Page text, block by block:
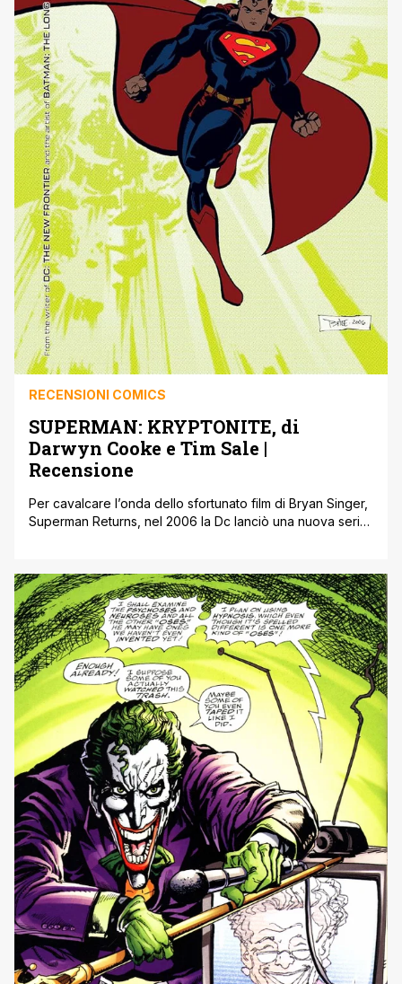
RECENSIONI COMICS
SUPERMAN: KRYPTONITE, di
Darwyn Cooke e Tim Sale |
Recensione
Per cavalcare l’onda dello sfortunato film di Bryan Singer,
Superman Returns, nel 2006 la Dc lanciò una nuova serie
succitato film, in quanto chiuse dopo soli 14 numeri. Molti
appassionati ricorderanno senz’altro la storia disegnata
da Claudio Castellini e scritta dal [']